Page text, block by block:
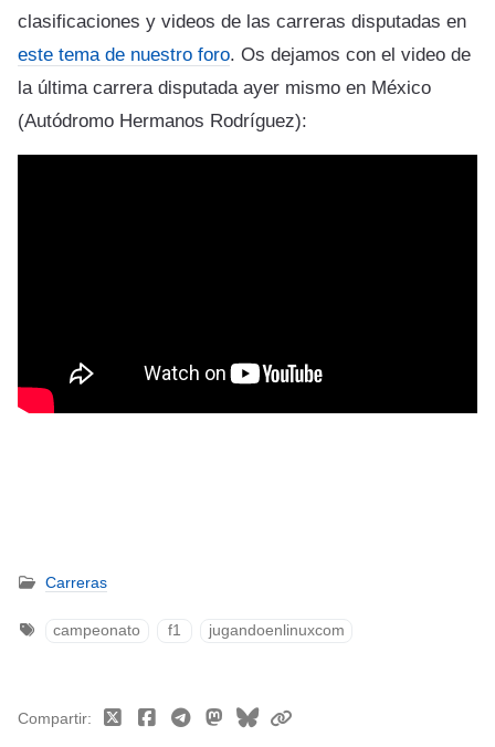
clasificaciones y videos de las carreras disputadas en
este tema de nuestro foro. Os dejamos con el video de
la última carrera disputada ayer mismo en México
(Autódromo Hermanos Rodríguez):
Carreras
campeonato f1 jugandoenlinuxcom
Compartir